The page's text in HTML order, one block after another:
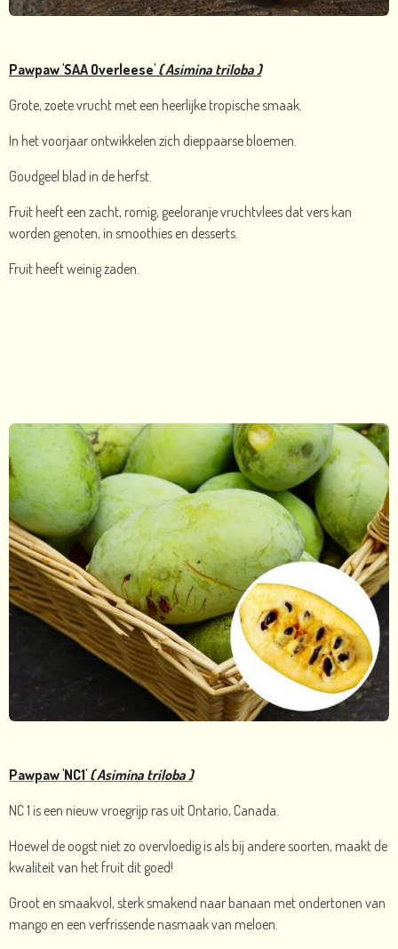
Pawpaw 'SAA Overleese' ( Asimina triloba )
Grote, zoete vrucht met een heerlijke tropische smaak.
In het voorjaar ontwikkelen zich dieppaarse bloemen.
Goudgeel blad in de herfst.
Fruit heeft een zacht, romig, geeloranje vruchtvlees dat vers kan
worden genoten, in smoothies en desserts.
Fruit heeft weinig zaden.
Pawpaw 'NC1' ( Asimina triloba )
NC 1 is een nieuw vroegrijp ras uit Ontario, Canada.
Hoewel de oogst niet zo overvloedig is als bij andere soorten, maakt de
kwaliteit van het fruit dit goed!
Groot en smaakvol, sterk smakend naar banaan met ondertonen van
mango en een verfrissende nasmaak van meloen.